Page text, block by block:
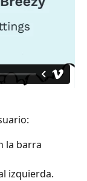
la barra
izquierda.